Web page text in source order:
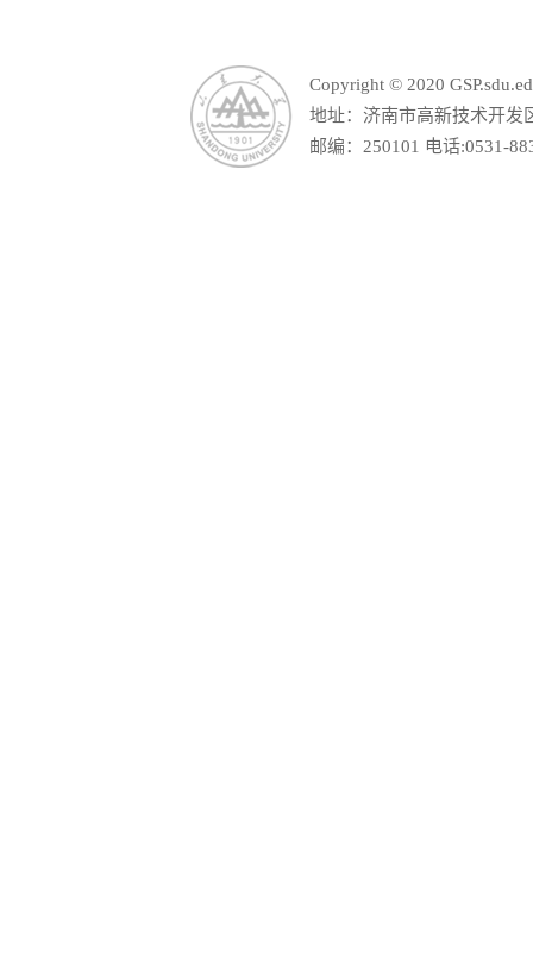
Copyright © 2020
地址：济南市高新技术开发
邮编：250101 电话:0531-